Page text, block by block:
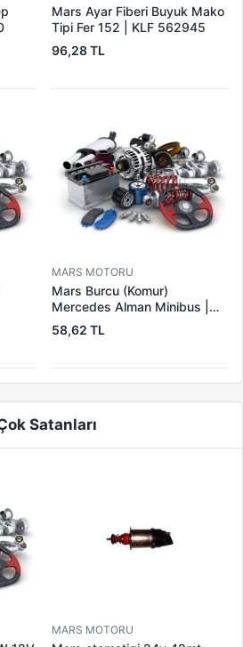
Mars Ayar Fiberi Buyuk Mako
Tipi Fer 152 | KLF 562945
96,28 TL
MARS MOTORU
Mars Burcu (Komur)
Mercedes Alman Minibus |
GOVA B035
58,62 TL
Satanları
MARS MOTORU